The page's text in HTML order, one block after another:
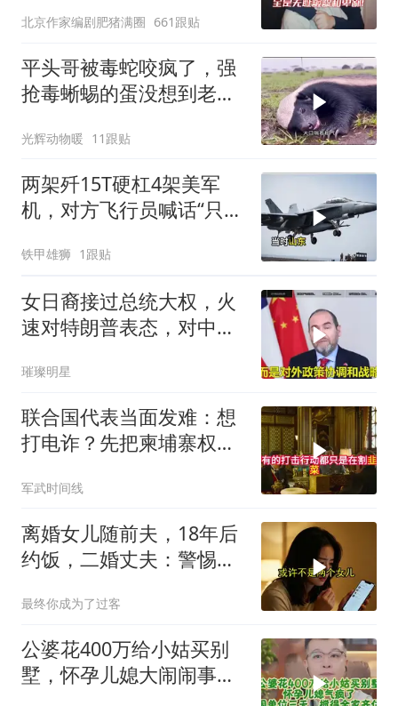
北京作家编剧肥猪满圈 661跟贴
平头哥被毒蛇咬疯了，强
抢毒蜥蜴的蛋没想到老婆
光辉动物暖 11跟贴
两架歼15T硬杠4架美军
机，对方飞行员喊话“只想
铁甲雄狮 1跟贴
女日裔接过总统大权，火
速对特朗普表态，对中
璀璨明星
联合国代表当面发难：想
打电诈？先把柬埔寨权贵
军武时间线
离婚女儿随前夫，18年后
约饭，二婚丈夫：警惕骗
最终你成为了过客
公婆花400万给小姑买别
墅，怀孕儿媳大闹闹事，